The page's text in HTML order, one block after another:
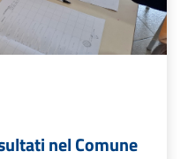
nel Comune